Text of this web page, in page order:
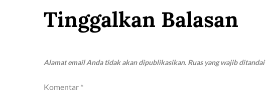
Tinggalkan Balasan
Alamat email Anda tidak akan dipublikasikan. Ruas yang wajib ditandai
Komentar *